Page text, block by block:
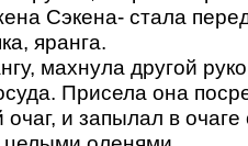
Сэкена- стала
яранга.
махнула другой
Присела она
и запылал в очаге